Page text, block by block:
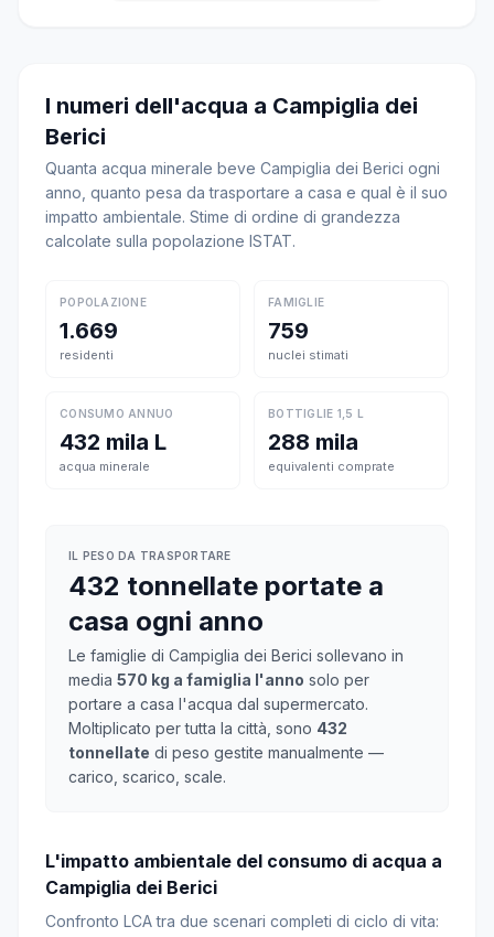
I numeri dell'acqua a Campiglia dei
Berici
Quanta acqua minerale beve Campiglia dei Berici ogni
anno, quanto pesa da trasportare a casa e qual è il suo
impatto ambientale. Stime di ordine di grandezza
calcolate sulla popolazione ISTAT.
POPOLAZIONE
1.669
residenti
FAMIGLIE
759
nuclei stimati
CONSUMO ANNUO
432 mila L
acqua minerale
BOTTIGLIE 1,5 L
288 mila
equivalenti comprate
IL PESO DA TRASPORTARE
432 tonnellate portate a
casa ogni anno
Le famiglie di Campiglia dei Berici sollevano in
media 570 kg a famiglia l'anno solo per
portare a casa l'acqua dal supermercato.
Moltiplicato per tutta la città, sono 432
tonnellate di peso gestite manualmente —
carico, scarico, scale.
L'impatto ambientale del consumo di acqua a
Campiglia dei Berici
Confronto LCA tra due scenari completi di ciclo di vita: